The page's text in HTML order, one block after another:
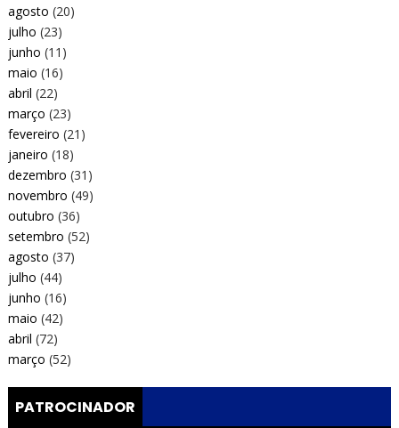
agosto (20)
julho (23)
junho (11)
maio (16)
abril (22)
março (23)
fevereiro (21)
janeiro (18)
dezembro (31)
novembro (49)
outubro (36)
setembro (52)
agosto (37)
julho (44)
junho (16)
maio (42)
abril (72)
março (52)
PATROCINADOR